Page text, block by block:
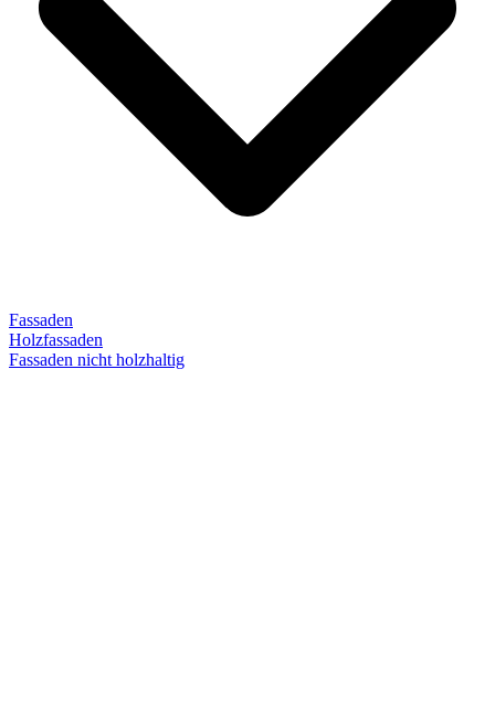
Fassaden
Holzfassaden
Fassaden nicht holzhaltig